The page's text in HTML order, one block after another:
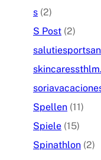
s (2)
S Post (2)
Spellen (11)
Spiele (15)
Spinathlon (2)